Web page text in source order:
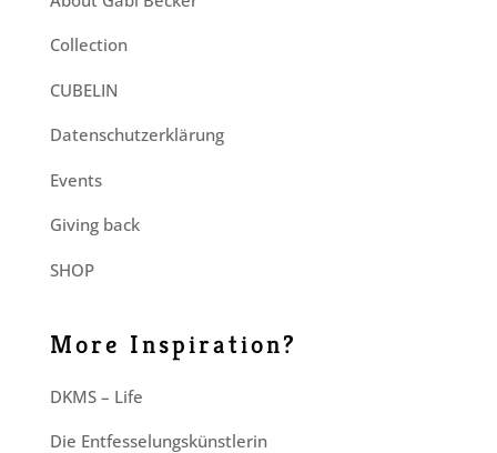
Collection
CUBELIN
Datenschutzerklärung
Events
Giving back
SHOP
More Inspiration?
DKMS – Life
Die Entfesselungskünstlerin